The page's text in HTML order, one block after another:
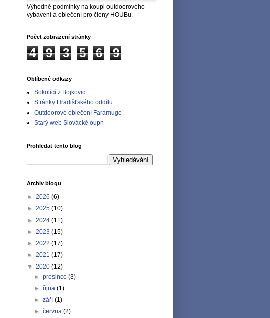
Výhodné podmínky na koupi outdoorového
vybavení a oblečení pro členy HOUBu.
Počet zobrazení stránky
4 9 3 5 6 9
Oblíbené odkazy
Sokolící z Bojkovic
Stránky Hradišťského oddílu
Outdoorové oblečení Faramugo
Starý web Slovácké oupn
Prohledat tento blog
Archiv blogu
► 2026 (6)
► 2025 (10)
► 2024 (11)
► 2023 (15)
► 2022 (17)
► 2021 (17)
▼ 2020 (12)
►prosince(3)
►října(1)
►září(1)
►června(2)